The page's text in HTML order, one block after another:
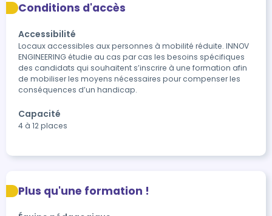
Conditions d'accès
Accessibilité
Locaux accessibles aux personnes à mobilité réduite. INNOV
ENGINEERING étudie au cas par cas les besoins spécifiques
des candidats qui souhaitent s’inscrire à une formation afin
de mobiliser les moyens nécessaires pour compenser les
conséquences d’un handicap.
Capacité
4 à 12 places
Plus qu'une formation !